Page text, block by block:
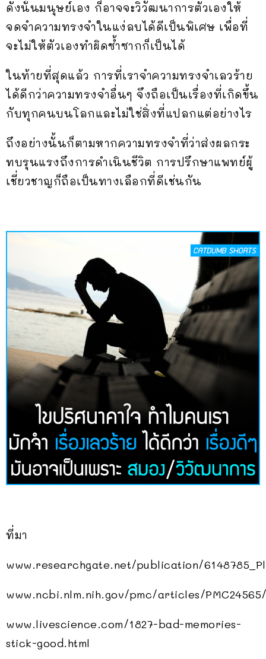
ดังนั้นมนุษย์เอง ก็อาจจะวิวัฒนาการตัวเองให้
จดจำความทรงจำในแง่ลบได้ดีเป็นพิเศษ เพื่อที่
จะไม่ให้ตัวเองทำผิดซ้ำซากก็เป็นได้
ในท้ายที่สุดแล้ว การที่เราจำความทรงจำเลวร้าย
ได้ดีกว่าความทรงจำอื่นๆ จึงถือเป็นเรื่องที่เกิดขึ้น
กับทุกคนบนโลกและไม่ใช่สิ่งที่แปลกแต่อย่างไร
ถึงอย่างนั้นก็ตามหากความทรงจำที่ว่าส่งผลกระ
ทบรุนแรงถึงการดำเนินชีวิต การปรึกษาแพทย์ผู้
เชี่ยวชาญก็ถือเป็นทางเลือกที่ดีเช่นกัน
ที่มา
www.researchgate.net/publication/
www.ncbi.nlm.nih.gov/pmc/articles/
www.livescience.com/1827-bad-memories-
stick-good.html